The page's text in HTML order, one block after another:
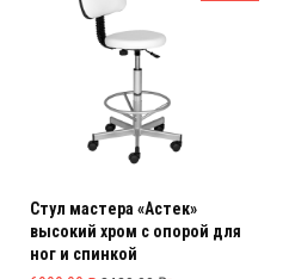
Стул мастера «Астек»
высокий хром с опорой для
ног и спинкой